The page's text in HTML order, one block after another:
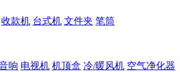
收款机 台式机 文件夹 笔筒
响 电视机 机顶盒 冷/暖风机 空气净化器